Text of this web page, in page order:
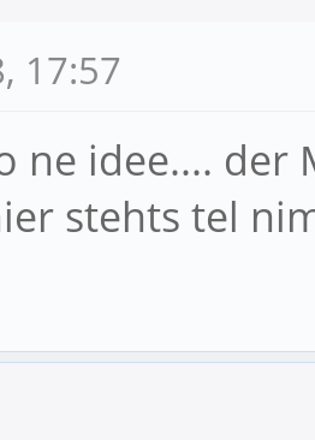
17:57
ne idee.... der
stehts tel